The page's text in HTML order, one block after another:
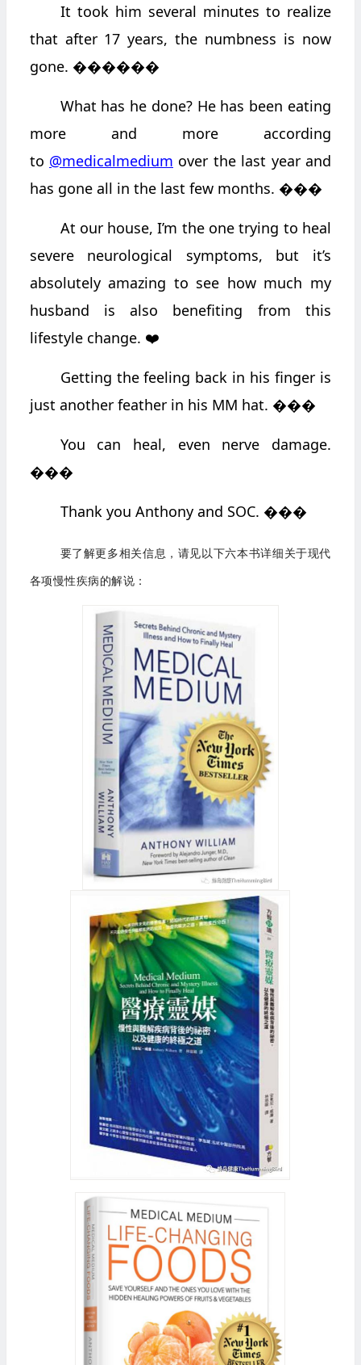
It took him several minutes to realize
that after 17 years, the numbness is now
gone. ������
What has he done? He has been eating
more and more according
to @medicalmedium over the last year and
has gone all in the last few months. ���
At our house, I’m the one trying to heal
severe neurological symptoms, but it’s
absolutely amazing to see how much my
husband is also benefiting from this
lifestyle change. ❤️
Getting the feeling back in his finger is
just another feather in his MM hat. ���
You can heal, even nerve damage.
���
Thank you Anthony and SOC. ���
要了解更多相关信息，请见以下六本书详细关于现代
各项慢性疾病的解说：